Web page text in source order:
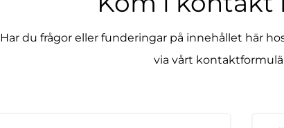
Har du frågor eller funderingar på innehållet här
via vårt